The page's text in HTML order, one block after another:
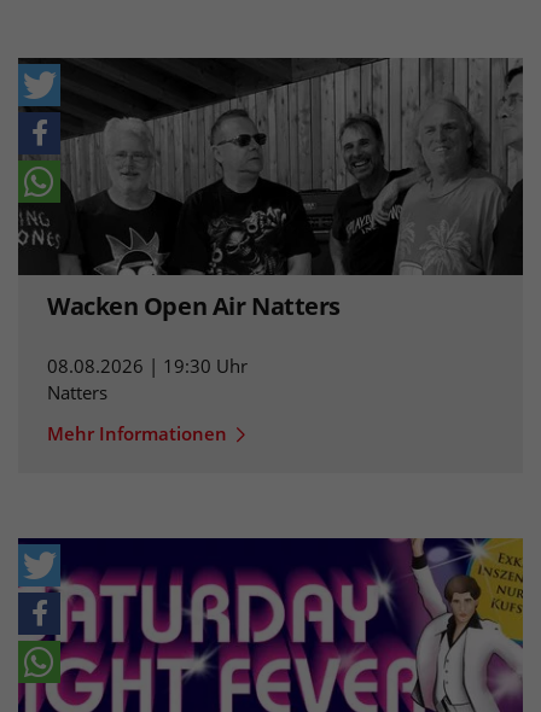
Wacken Open Air Natters
08.08.2026 | 19:30 Uhr
Natters
Mehr Informationen